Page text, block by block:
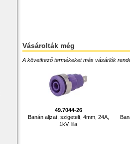
Vásárolták még
A következő termékeket más vásárlók
49.7044-26
Banán aljzat, szigetelt, 4mm, 24A,
1kV, lila